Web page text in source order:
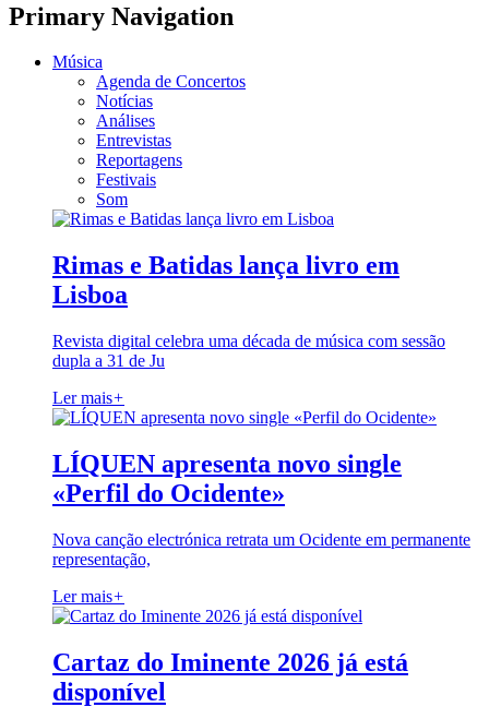
Primary Navigation
Música
Agenda de Concertos
Notícias
Análises
Entrevistas
Reportagens
Festivais
Som
Rimas e Batidas lança livro em
Lisboa
Revista digital celebra uma década de música com sessão
dupla a 31 de Ju
Ler mais+
LÍQUEN apresenta novo single
«Perfil do Ocidente»
Nova canção electrónica retrata um Ocidente em permanente
representação,
Ler mais+
Cartaz do Iminente 2026 já está
disponível